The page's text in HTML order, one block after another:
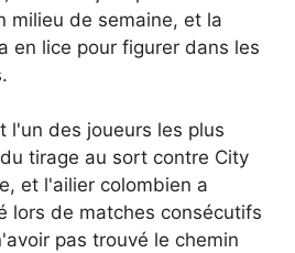
milieu de semaine, et la
en lice pour figurer dans les
l'un des joueurs les plus
tirage au sort contre City
et l'ailier colombien a
lors de matches consécutifs
pas trouvé le chemin